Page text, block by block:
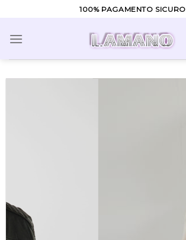
content
100% PAGAMENTO SICURO